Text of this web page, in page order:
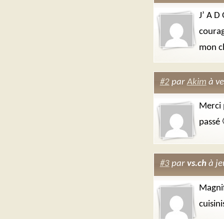
J’ A
mon
#2parAkim à
Merci
passé
#3par vs.chà